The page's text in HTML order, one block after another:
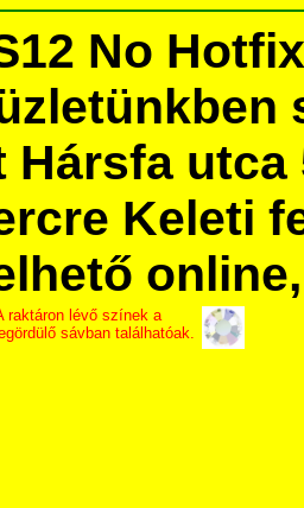
No
Hársfa utca
Keleti
raktáron lévő színek a
sávban találhatóak.